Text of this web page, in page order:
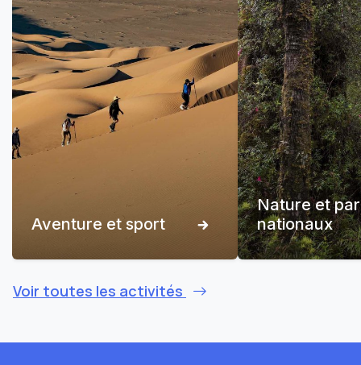
Aventure et sport
Nature et
nationaux
Voir toutes les activités